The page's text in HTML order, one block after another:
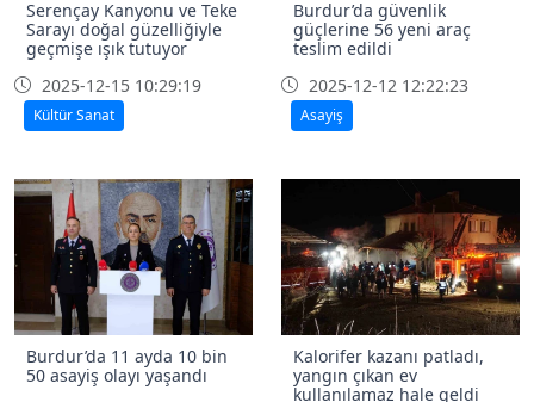
Serençay Kanyonu ve Teke
Sarayı doğal güzelliğiyle
geçmişe ışık tutuyor
2025-12-15 10:29:19
Kültür Sanat
Burdur’da güvenlik
güçlerine 56 yeni araç
teslim edildi
2025-12-12 12:22:23
Asayiş
Burdur’da 11 ayda 10 bin
50 asayiş olayı yaşandı
Kalorifer kazanı patladı,
yangın çıkan ev
kullanılamaz hale geldi